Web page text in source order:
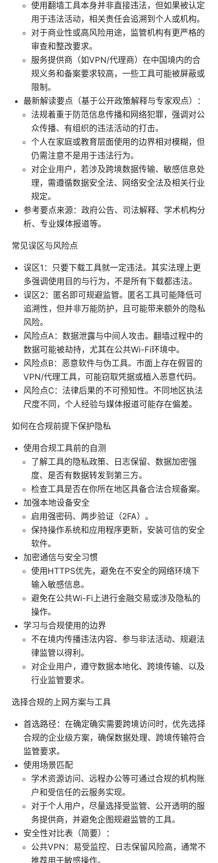
使用翻墙工具本身并非直接违法，但如果被认定
用于违法活动，相关责任会追溯到个人或机构。
对于商业性或高风险用途，监管机构有更严格的
审查和整改要求。
服务提供商（如VPN/代理商）在中国境内的合
规义务和备案要求较高，一些工具可能被屏蔽或
限制。
最新解读要点（基于公开政策解释与专家观点）：
法规着重于防范信息传播和网络犯罪，强调对公
众传播、有组织的违法活动的打击。
个人在家庭或教育层面使用的边界相对模糊，但
仍需注意不是用于违法行为。
对企业用户，若涉及跨境数据传输、敏感信息处
理，需遵循数据安全法、网络安全法及相关行业
规定。
参考要点来源：政府公告、司法解释、学术机构分
析、专业媒体报道等。
常见误区与风险点
误区1：只要下载工具就一定违法。其实法理上更
多强调使用目的与行为，不是所有下载都违法。
误区2：匿名即可规避监管。匿名工具可能降低可
追溯性，但并非万能防护，且可能带来额外的隐私
风险。
风险点A：数据泄露与中间人攻击。翻墙过程中的
数据可能被劫持，尤其在公共Wi-Fi环境中。
风险点B：恶意软件与伪工具。市面上存在假冒的
VPN/代理工具，可能窃取凭据或植入恶意代码。
风险点C：法律后果的不可预知性。不同地区执法
尺度不同，个人经验与媒体报道可能存在偏差。
如何在合规前提下保护隐私
使用合规工具前的自测
了解工具的隐私政策、日志保留、数据加密强
度、是否有数据转发到第三方。
检查工具是否在你所在地区具备合法合规备案。
加强本地设备安全
启用强密码、两步验证（2FA）。
保持操作系统和应用程序更新，安装可信的安全
软件。
加密通信与安全习惯
使用HTTPS优先，避免在不安全的网络环境下
输入敏感信息。
避免在公共Wi-Fi上进行金融交易或涉及隐私的
操作。
学习与合规使用的边界
不在境内传播违法内容、参与非法活动、规避法
律监管以得利。
对企业用户，遵守数据本地化、跨境传输、以及
行业监管要求。
选择合规的上网方案与工具
首选路径：在确定确实需要跨境访问时，优先选择
合规的企业级方案，确保数据处理、跨境传输符合
监管要求。
使用场景匹配
学术资源访问、远程办公等可通过合规的机构账
户和受信任的云服务实现。
对于个人用户，尽量选择受监管、公开透明的服
务提供商，并避免企图规避监管的工具。
安全性对比表（简要）：
公共VPN：易受监控、日志保留风险高，通常不
推荐用于敏感操作。